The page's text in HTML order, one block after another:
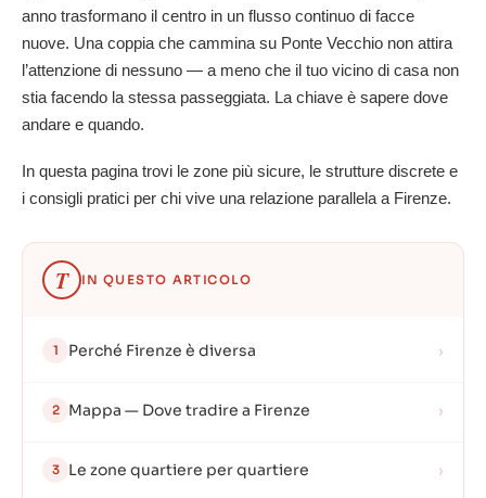
anno trasformano il centro in un flusso continuo di facce
nuove. Una coppia che cammina su Ponte Vecchio non attira
l’attenzione di nessuno — a meno che il tuo vicino di casa non
stia facendo la stessa passeggiata. La chiave è sapere dove
andare e quando.
In questa pagina trovi le zone più sicure, le strutture discrete e
i consigli pratici per chi vive una relazione parallela a Firenze.
T IN QUESTO ARTICOLO
1 Perché Firenze è diversa ›
2 Mappa — Dove tradire a Firenze ›
3 Le zone quartiere per quartiere ›